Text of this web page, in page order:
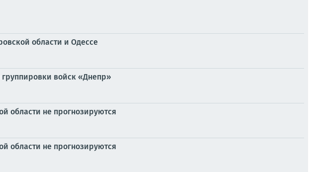
области и Одессе
войск «Днепр»
области не прогнозируются
области не прогнозируются